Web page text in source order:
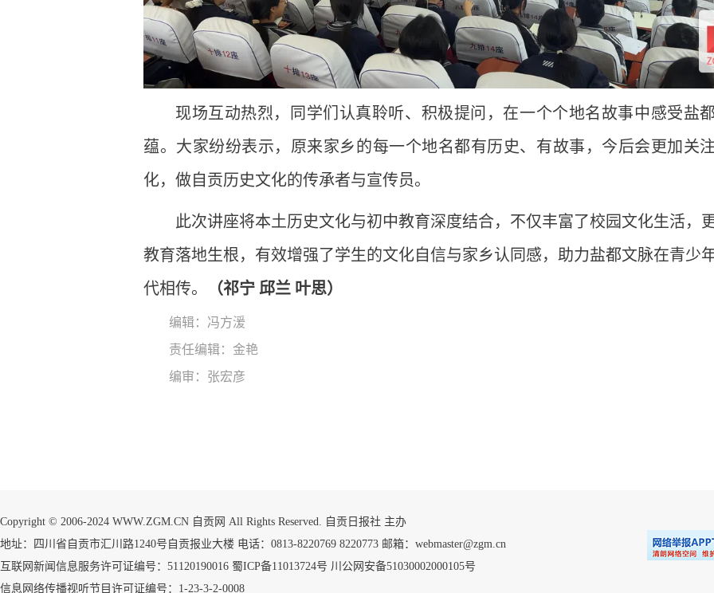
现场互动热烈，同学们认真聆听、积极提问，在一个个地名故事中感受盐
蕴。大家纷纷表示，原来家乡的每一个地名都有历史、有故事，今后会更加关
化，做自贡历史文化的传承者与宣传员。
此次讲座将本土历史文化与初中教育深度结合，不仅丰富了校园文化生活，
教育落地生根，有效增强了学生的文化自信与家乡认同感，助力盐都文脉在青少
代相传。
（祁宁 邱兰 叶思）
编辑：冯方湲
责任编辑：金艳
编审：张宏彦
Copyright © 2006-2024 WWW.ZGM.CN 自贡网 All Rights Reserved. 自贡日报社 主办
地址：四川省自贡市汇川路1240号自贡报业大楼 电话：0813-8220769 8220773 邮箱：webmaster@zgm.cn
互联网新闻信息服务许可证编号：51120190016 蜀ICP备11013724号 川公网安备51030002000105号
信息网络传播视听节目许可证编号：1-23-3-2-0008